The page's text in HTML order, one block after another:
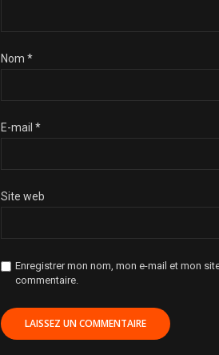
Nom *
E-mail *
Site web
Enregistrer mon nom, mon e-mail et mon
commentaire.